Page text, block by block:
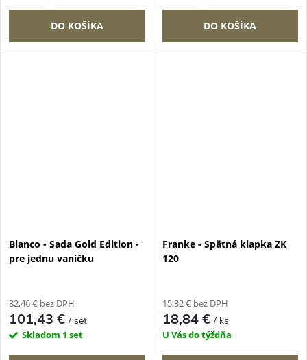
DO KOŠÍKA DO KOŠÍKA
Blanco - Sada Gold Edition -
pre jednu vaničku
82,46 € bez DPH
101,43 €/ set
Skladom 1 set
Franke - Spätná klapka ZK
120
15,32 € bez DPH
18,84 €/ ks
U Vás do týždňa